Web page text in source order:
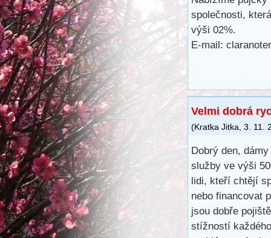
společnosti,
výši 02%.
E-mail:
Velmi dobrá
(Kratka Jitka 3. 11.
Dobrý den,
služby ve výši
lidi, kteří chtějí
nebo financovat
jsou dobře
stížností